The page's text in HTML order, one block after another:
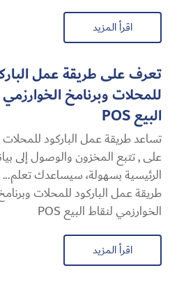
اقرأ المزيد
تعرف على طريقة عمل
للمحلات وبرنامخ
البيع POS
تساعد طريقة عمل الباركود
على , تتبع المخزون والوصول إلى
الرئيسية بسهولة، سيساعدك
طريقة عمل الباركود للمحلات
الخوارزمي لنقاط البيع POS
اقرأ المزيد